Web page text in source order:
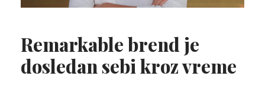
Remarkable brend je
dosledan sebi kroz vreme